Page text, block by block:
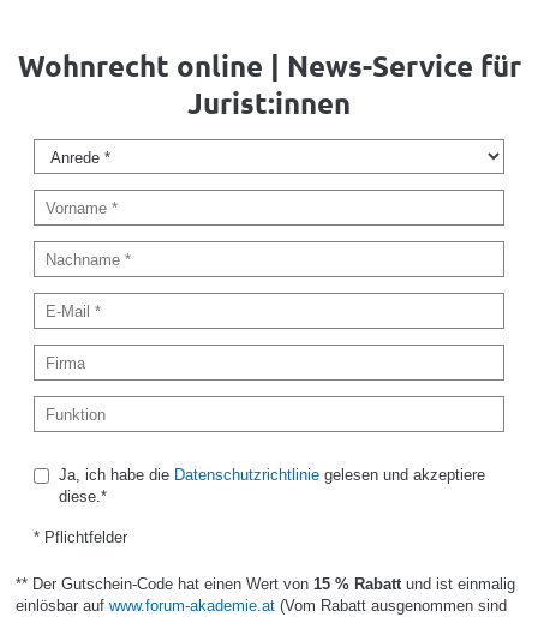
Wohnrecht online | News-Service für
Jurist:innen
Ja, ich habe die Datenschutzrichtliniegelesen und akzeptiere
diese.*
* Pflichtfelder
** Der Gutschein-Code hat einen Wert von 15 % Rabatt und ist einmalig
einlösbar auf www.forum-akademie.at(Vom Rabatt ausgenommen sind